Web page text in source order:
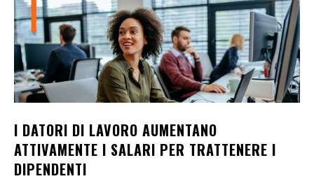
I DATORI DI LAVORO AUMENTANO
ATTIVAMENTE I SALARI PER TRATTENERE I
DIPENDENTI